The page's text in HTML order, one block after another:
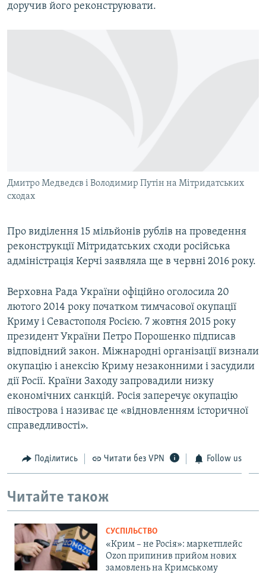
доручив його реконструювати.
Дмитро Медведєв і Володимир Путін на Мітридатських
сходах
Про виділення 15 мільйонів рублів на проведення
реконструкції Мітридатських сходи російська
адміністрація Керчі заявляла ще в червні 2016 року.
Верховна Рада України офіційно оголосила 20
лютого 2014 року початком тимчасової окупації
Криму і Севастополя Росією. 7 жовтня 2015 року
президент України Петро Порошенко підписав
відповідний закон. Міжнародні організації визнали
окупацію і анексію Криму незаконними і засудили
дії Росії. Країни Заходу запровадили низку
економічних санкцій. Росія заперечує окупацію
півострова і називає це «відновленням історичної
справедливості».
Поділитись Читати без VPN Follow us
Читайте також
СУСПІЛЬСТВО
«Крим – не Росія»: маркетплейс
Ozon припинив прийом нових
замовлень на Кримському